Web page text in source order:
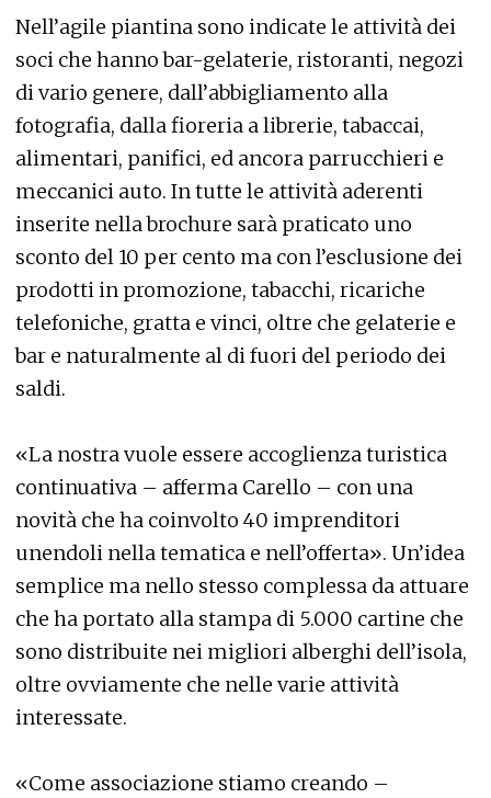
Nell’agile piantina sono indicate le attività dei
soci che hanno bar-gelaterie, ristoranti, negozi
di vario genere, dall’abbigliamento alla
fotografia, dalla fioreria a librerie, tabaccai,
alimentari, panifici, ed ancora parrucchieri e
meccanici auto. In tutte le attività aderenti
inserite nella brochure sarà praticato uno
sconto del 10 per cento ma con l’esclusione dei
prodotti in promozione, tabacchi, ricariche
telefoniche, gratta e vinci, oltre che gelaterie e
bar e naturalmente al di fuori del periodo dei
saldi.
«La nostra vuole essere accoglienza turistica
continuativa – afferma Carello – con una
novità che ha coinvolto 40 imprenditori
unendoli nella tematica e nell’offerta». Un’idea
semplice ma nello stesso complessa da attuare
che ha portato alla stampa di 5.000 cartine che
sono distribuite nei migliori alberghi dell’isola,
oltre ovviamente che nelle varie attività
interessate.
«Come associazione stiamo creando –